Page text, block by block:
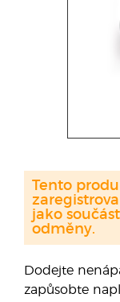
Dodejte
zapůsobte
Tento
jako
odměny.